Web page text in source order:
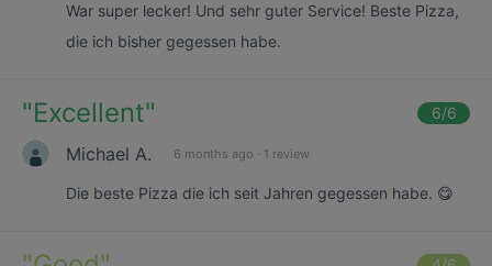
War super lecker! Und sehr guter Service! Beste Pizza,
die ich bisher gegessen habe.
"Excellent" 6/6
Michael A. 6 months ago · 1 review
Die beste Pizza die ich seit Jahren gegessen habe. 😋